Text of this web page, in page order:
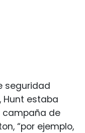
seguridad
Hunt estaba
campaña de
“por ejemplo,